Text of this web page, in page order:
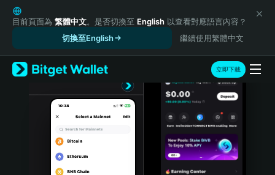
English
日本語
Русский
Español (Latinoamérica)
Türkçe
Português (Portugal)
目前頁面為 繁體中文。是否切換至 English 以查看對應語言內容？
切換至English
繼續使用繁體中文
立即下載